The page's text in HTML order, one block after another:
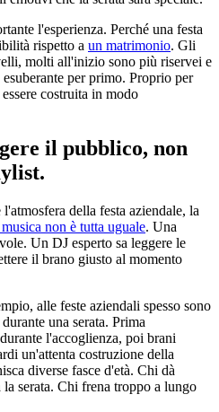
l'esperienza. Perché una festa
rispetto a un matrimonio. Gli
molti all'inizio sono più riservei e
per primo. Proprio per
costruita in modo
il pubblico, non
della festa aziendale, la
non è tutta uguale. Una
Un DJ esperto sa leggere le
il brano giusto al momento
alle feste aziendali spesso sono
una serata. Prima
l'accoglienza, poi brani
un'attenta costruzione della
diverse fasce d'età. Chi dà
serata. Chi frena troppo a lungo